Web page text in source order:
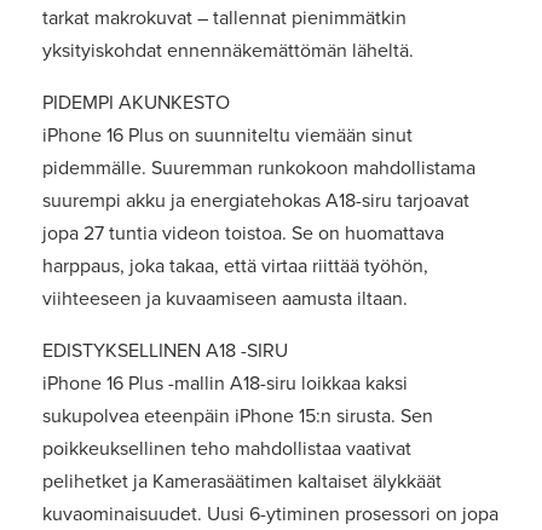
tarkat makrokuvat – tallennat pienimmätkin
yksityiskohdat ennennäkemättömän läheltä.
PIDEMPI AKUNKESTO
iPhone 16 Plus on suunniteltu viemään sinut
pidemmälle. Suuremman runkokoon mahdollistama
suurempi akku ja energiatehokas A18-siru tarjoavat
jopa 27 tuntia videon toistoa. Se on huomattava
harppaus, joka takaa, että virtaa riittää työhön,
viihteeseen ja kuvaamiseen aamusta iltaan.
EDISTYKSELLINEN A18 -SIRU
iPhone 16 Plus -mallin A18-siru loikkaa kaksi
sukupolvea eteenpäin iPhone 15:n sirusta. Sen
poikkeuksellinen teho mahdollistaa vaativat
pelihetket ja Kamerasäätimen kaltaiset älykkäät
kuvaominaisuudet. Uusi 6-ytiminen prosessori on jopa